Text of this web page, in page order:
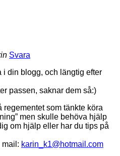
Svara
i din blogg, och längtig efter
passen, saknar dem så:)
regementet som tänkte köra
men skulle behöva hjälp
om hjälp eller har du tips på
mail: karin_k1@hotmail.com